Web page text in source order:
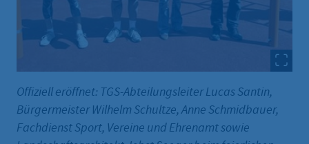
Offiziell eröffnet: TGS-Abteilungsleiter Lucas Santin,
Bürgermeister Wilhelm Schultze, Anne Schmidbauer,
Fachdienst Sport, Vereine und Ehrenamt sowie